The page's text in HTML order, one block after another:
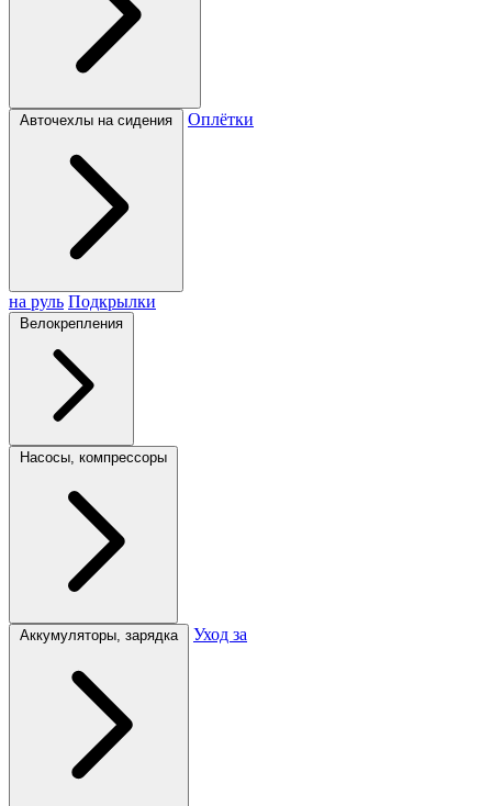
Авточехлы на сидения Оплётки
на руль Подкрылки
Велокрепления
Насосы, компрессоры
Аккумуляторы, зарядка Уход за